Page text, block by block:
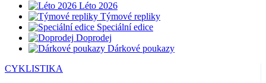
Léto 2026
Týmové repliky
Speciální edice
Doprodej
Dárkové poukazy
CYKLISTIKA